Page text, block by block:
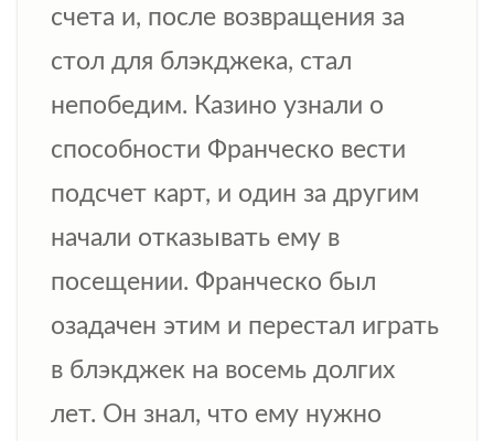
счета и, после возвращения за
стол для блэкджека, стал
непобедим. Казино узнали о
способности Франческо вести
подсчет карт, и один за другим
начали отказывать ему в
посещении. Франческо был
озадачен этим и перестал играть
в блэкджек на восемь долгих
лет. Он знал, что ему нужно